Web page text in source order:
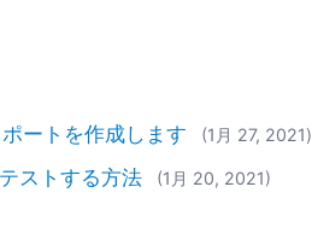
ートを作成します (1月 27, 2021)
ストする方法 (1月 20, 2021)